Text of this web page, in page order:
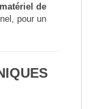
matériel de
pour un